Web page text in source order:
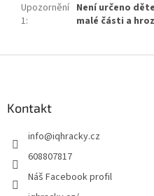
Upozornění
1:
Není určeno
malé části a
Kontakt
info@iqhracky.cz
608807817
Náš Facebook profil